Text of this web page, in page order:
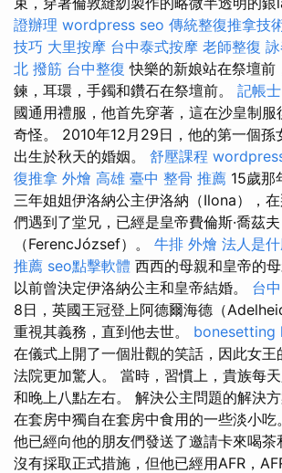
證辦理 wordpress seo 傳統整復推拿技
技巧 大里按摩 台中泰式按摩 老師整復
北 撥筋 台中整復 快樂的新娘站在祭壇前
鍊，耳環，手鐲和鑽石在祭壇前。 記帳
國通用禮服，他首先穿著，這在沙皇制服
奇怪。 2010年12月29日，他的第一個孫
出生於秋天的婚姻。 舒壓課程
復推拿 外燴 高雄 臺中 整骨 推薦 15歲那
三年姐姐伊洛納公主伊洛納（Ilona），
們遇到了堂兄，已經是皇帝費倫斯·喬茲夫
（FerencJózsef）。 牛排 外燴 法人是
推薦 seo點擊軟體 西西的母親和皇帝的
以前曾決定伊洛納公主和皇帝結婚。 台
8日，英國王冠登上阿德爾海德（
重視其義務，直到他去世。 bonesetting
在儀式上開了一個壯觀的笑話，因此女王
法院更加驚人。 當時，習慣上，貴族每
和晚上八點左右。 解決公主問題的解決
在套房中獨自在套房中食用的一些淡小吃
他已經向他的朋友們發送了邀請卡來喝
沒有採取正式措施，但他已經用AFR，